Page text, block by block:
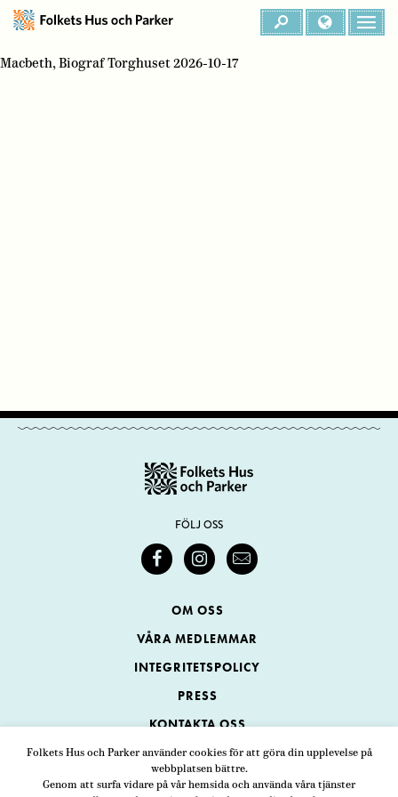
Folkets Hus och Parker använder cookies för att göra din upplevelse på
webbplatsen bättre.
Genom att surfa vidare på vår hemsida och använda våra tjänster
Macbeth, Biograf Torghuset 2026-10-17
FÖLJ OSS
OM OSS
VÅRA MEDLEMMAR
INTEGRITETSPOLICY
PRESS
KONTAKTA OSS
Folkets Hus och Parker